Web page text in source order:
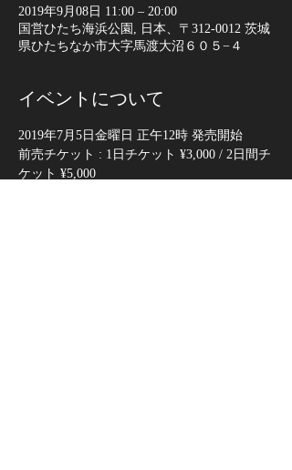
2019年9月08日 11:00 – 20:00
国営ひたち海浜公園, 日本、〒312-0012 茨城
県ひたちなか市大字馬渡大沼６０５−４
イベントについて
2019年7月5日金曜日 正午12時 発売開始
前売チケット : 1日チケット ¥3,000 / 2日間チ
ケット ¥5,000